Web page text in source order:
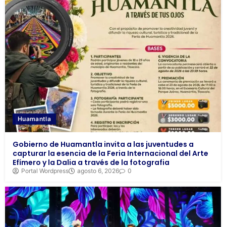
Huamantla
Gobierno de Huamantla invita a las juventudes a
capturar la esencia de la Feria Internacional del Arte
Efímero y la Dalia a través de la fotografia
Portal Wordpress agosto 6, 2026 0